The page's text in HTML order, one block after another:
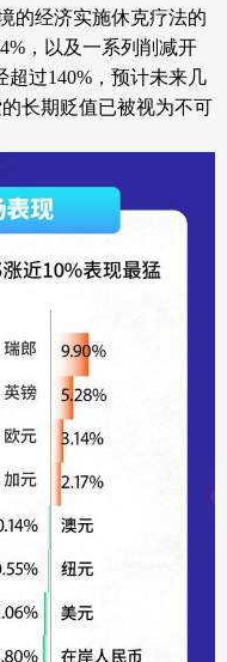
的经济实施休克疗法的
，以及一系列削减开
过140%，预计未来几
长期贬值已被视为不可